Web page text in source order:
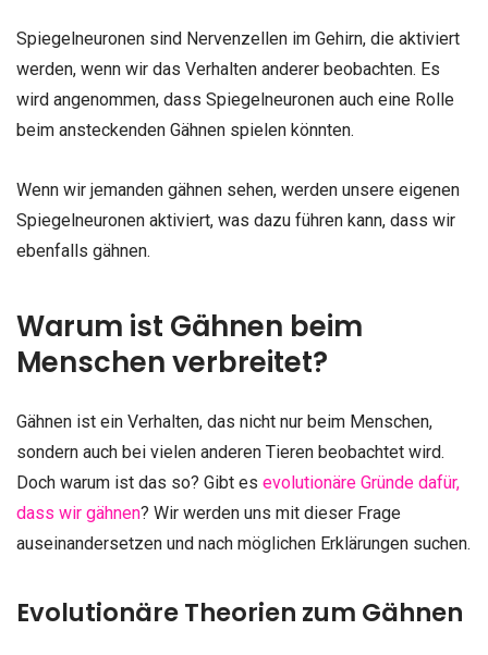
Spiegelneuronen sind Nervenzellen im Gehirn, die aktiviert
werden, wenn wir das Verhalten anderer beobachten. Es
wird angenommen, dass Spiegelneuronen auch eine Rolle
beim ansteckenden Gähnen spielen könnten.
Wenn wir jemanden gähnen sehen, werden unsere eigenen
Spiegelneuronen aktiviert, was dazu führen kann, dass wir
ebenfalls gähnen.
Warum ist Gähnen beim
Menschen verbreitet?
Gähnen ist ein Verhalten, das nicht nur beim Menschen,
sondern auch bei vielen anderen Tieren beobachtet wird.
Doch warum ist das so? Gibt es evolutionäre Gründe dafür,
dass wir gähnen? Wir werden uns mit dieser Frage
auseinandersetzen und nach möglichen Erklärungen suchen.
Evolutionäre Theorien zum Gähnen